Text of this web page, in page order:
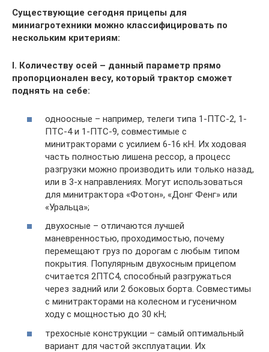
Существующие сегодня прицепы для
миниагротехники можно классифицировать по
нескольким критериям:
I. Количеству осей – данный параметр прямо
пропорционален весу, который трактор сможет
поднять на себе:
одноосные – например, телеги типа 1-ПТС-2, 1-
ПТС-4 и 1-ПТС-9, совместимые с
минитракторами с усилием 6-16 кН. Их ходовая
часть полностью лишена рессор, а процесс
разгрузки можно производить или только назад,
или в 3-х направлениях. Могут использоваться
для минитрактора «Фотон», «Донг Фенг» или
«Уральца»;
двухосные – отличаются лучшей
маневренностью, проходимостью, почему
перемещают груз по дорогам с любым типом
покрытия. Популярным двухосным прицепом
считается 2ПТС4, способный разгружаться
через задний или 2 боковых борта. Совместимы
с минитракторами на колесном и гусеничном
ходу с мощностью до 30 кН;
трехосные конструкции – самый оптимальный
вариант для частой эксплуатации. Их